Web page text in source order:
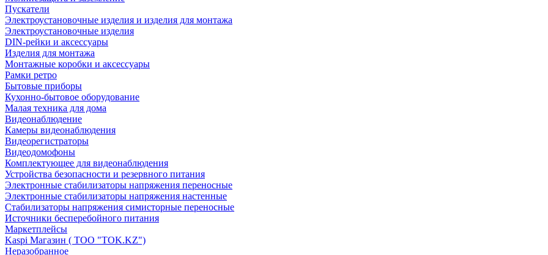
Пускатели
Электроустановочные изделия и изделия для монтажа
Электроустановочные изделия
DIN-рейки и аксессуары
Изделия для монтажа
Монтажные коробки и аксессуары
Рамки ретро
Бытовые приборы
Кухонно-бытовое оборудование
Малая техника для дома
Видеонаблюдение
Камеры видеонаблюдения
Видеорегистраторы
Видеодомофоны
Комплектующее для видеонаблюдения
Устройства безопасности и резервного питания
Электронные стабилизаторы напряжения переносные
Электронные стабилизаторы напряжения настенные
Стабилизаторы напряжения симисторные переносные
Источники бесперебойного питания
Маркетплейсы
Kaspi Магазин ( ТОО "TOK.KZ")
Неразобранное